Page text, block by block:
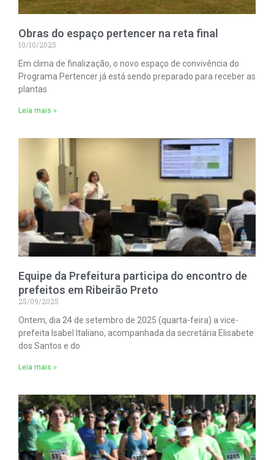
Obras do espaço pertencer na reta final
10/10/2025
Em clima de finalização, o novo espaço de convivência do
Programa Pertencer já está sendo preparado para receber as
plantas
Leia mais »
Equipe da Prefeitura participa do encontro de
prefeitos em Ribeirão Preto
25/09/2025
Ontem, dia 24 de setembro de 2025 (quarta-feira) a vice-
prefeita Isabel Italiano, acompanhada da secretária Elisabete
dos Santos e do
Leia mais »